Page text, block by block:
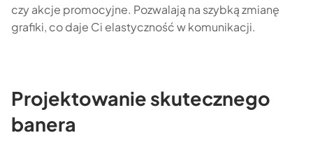
czy akcje promocyjne. Pozwalają na szybką zmianę
grafiki, co daje Ci elastyczność w komunikacji.
Projektowanie skutecznego
banera